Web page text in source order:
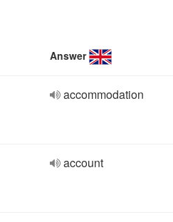
Answer
accommodation
account